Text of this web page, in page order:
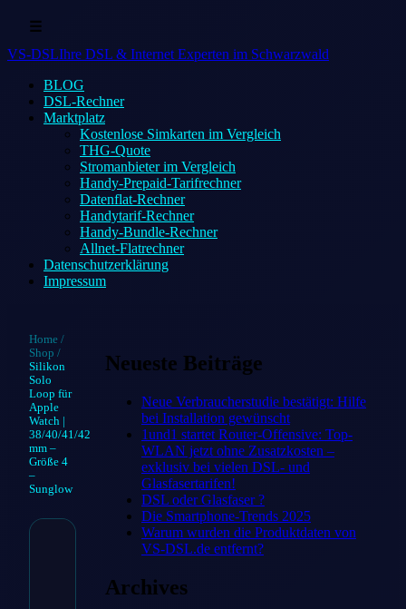
☰
VS-DSLIhre DSL & Internet Experten im Schwarzwald
BLOG
DSL-Rechner
Marktplatz
Kostenlose Simkarten im Vergleich
THG-Quote
Stromanbieter im Vergleich
Handy-Prepaid-Tarifrechner
Datenflat-Rechner
Handytarif-Rechner
Handy-Bundle-Rechner
Allnet-Flatrechner
Datenschutzerklärung
Impressum
Home /
Shop /
Silikon
Solo
Loop für
Apple
Watch |
38/40/41/42
mm –
Größe 4
–
Sunglow
Silikon Solo Loop
für Apple Watch |
Neueste Beiträge
Neue Verbraucherstudie bestätigt: Hilfe
bei Installation gewünscht
1und1 startet Router-Offensive: Top-
WLAN jetzt ohne Zusatzkosten –
exklusiv bei vielen DSL- und
Glasfasertarifen!
DSL oder Glasfaser ?
Die Smartphone-Trends 2025
Warum wurden die Produktdaten von
VS-DSL.de entfernt?
Archives